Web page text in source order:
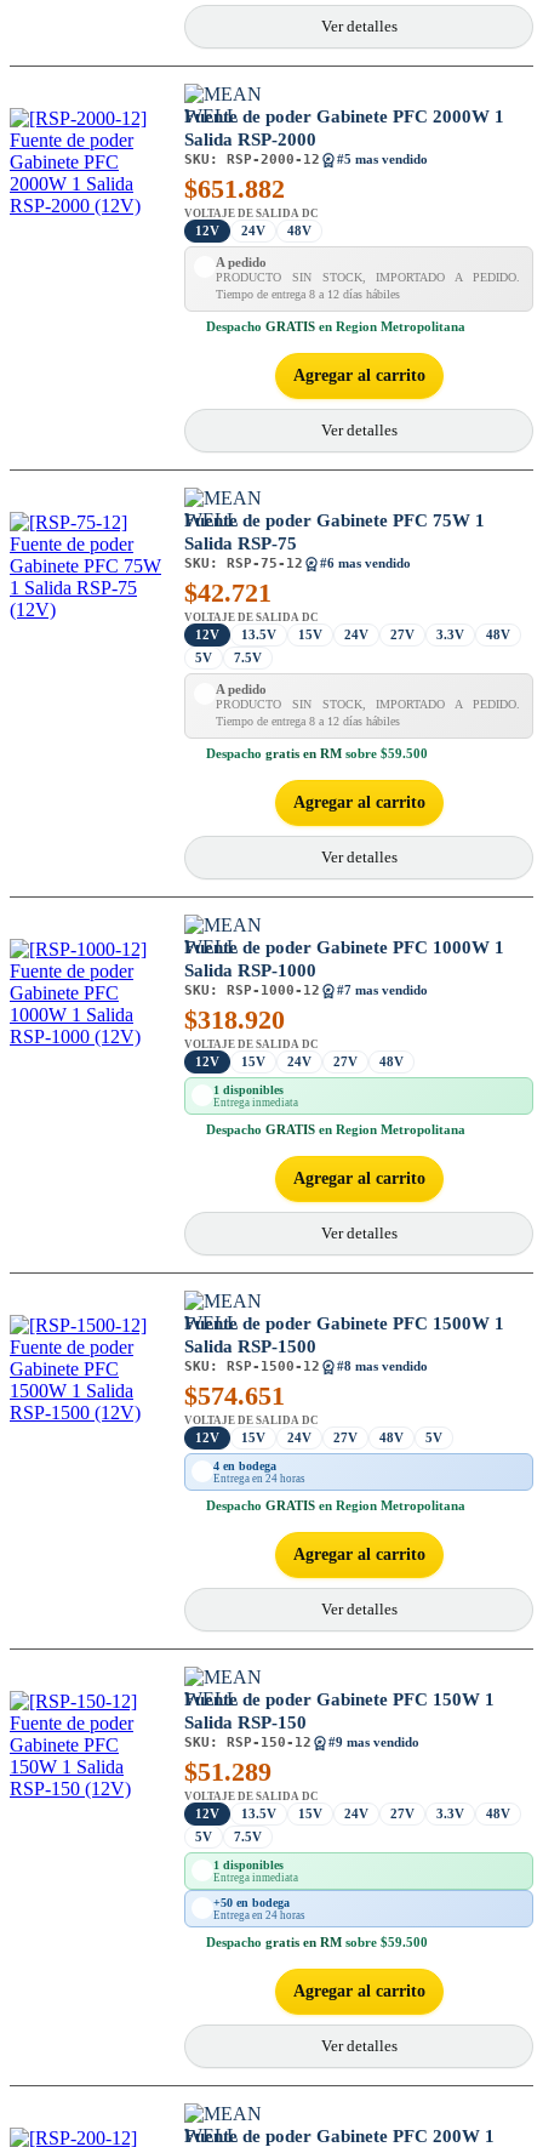
Ver detalles
Fuente de poder Gabinete PFC 2000W 1
Salida RSP-2000
SKU: RSP-2000-12 #5 mas vendido
$651.882
VOLTAJE DE SALIDA DC
12V 24V 48V
A pedido
PRODUCTO SIN STOCK, IMPORTADO A PEDIDO.
Tiempo de entrega 8 a 12 días hábiles
Despacho GRATIS en Region Metropolitana
Agregar al carrito
Ver detalles
Fuente de poder Gabinete PFC 75W 1
Salida RSP-75
SKU: RSP-75-12 #6 mas vendido
$42.721
VOLTAJE DE SALIDA DC
12V 13.5V 15V 24V 27V 3.3V
48V
5V
7.5V
A pedido
PRODUCTO SIN STOCK, IMPORTADO A PEDIDO.
Tiempo de entrega 8 a 12 días hábiles
Despacho gratis en RM sobre $59.500
Agregar al carrito
Ver detalles
Fuente de poder Gabinete PFC 1000W 1
Salida RSP-1000
SKU: RSP-1000-12 #7 mas vendido
$318.920
VOLTAJE DE SALIDA DC
12V 15V 24V 27V 48V
1 disponibles
Entrega inmediata
Despacho GRATIS en Region Metropolitana
Agregar al carrito
Ver detalles
Fuente de poder Gabinete PFC 1500W 1
Salida RSP-1500
SKU: RSP-1500-12 #8 mas vendido
$574.651
VOLTAJE DE SALIDA DC
12V 15V 24V 27V 48V 5V
4 en bodega
Entrega en 24 horas
Despacho GRATIS en Region Metropolitana
Agregar al carrito
Ver detalles
Fuente de poder Gabinete PFC 150W 1
Salida RSP-150
SKU: RSP-150-12 #9 mas vendido
$51.289
VOLTAJE DE SALIDA DC
12V 13.5V 15V 24V 27V 3.3V
48V
5V
7.5V
1 disponibles
Entrega inmediata
+50 en bodega
Entrega en 24 horas
Despacho gratis en RM sobre $59.500
Agregar al carrito
Ver detalles
Fuente de poder Gabinete PFC 200W 1